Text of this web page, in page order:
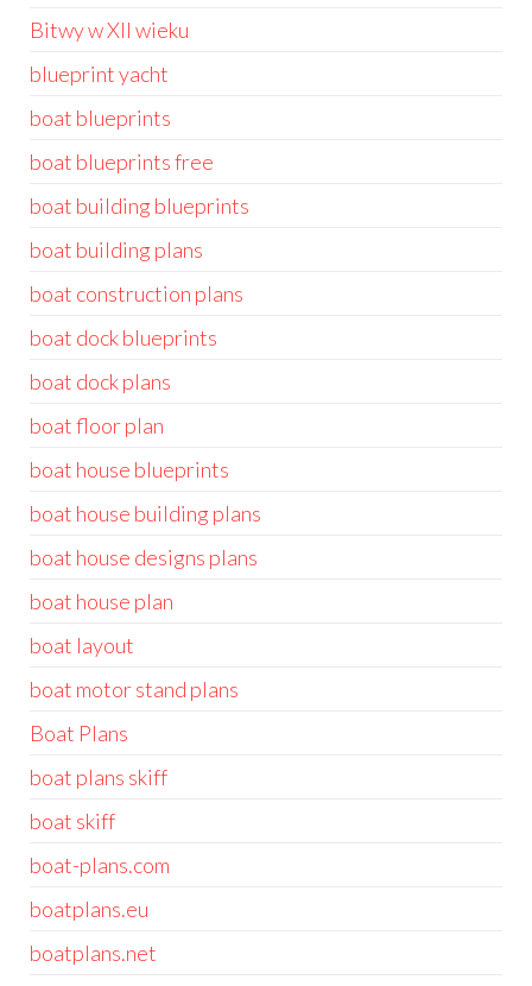
Bitwy w XII wieku
blueprint yacht
boat blueprints
boat blueprints free
boat building blueprints
boat building plans
boat construction plans
boat dock blueprints
boat dock plans
boat floor plan
boat house blueprints
boat house building plans
boat house designs plans
boat house plan
boat layout
boat motor stand plans
Boat Plans
boat plans skiff
boat skiff
boat-plans.com
boatplans.eu
boatplans.net